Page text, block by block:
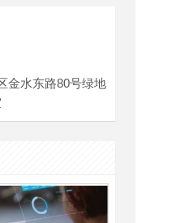
金水东路80号绿地